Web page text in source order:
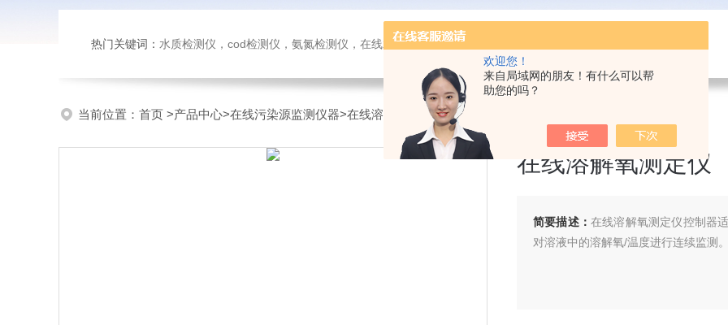
欢迎您！
来自局域网的朋友！有什么可以帮
助您的吗？
热门关键词： 水质检测仪，cod检测仪，氨氮检测仪，在线水质监测仪，水质分析仪，水质检测传感器，氨氮快速测定仪，总磷测定仪，总氮测定仪，多参数水质分析仪，BOD测定仪，余氯分析仪，农药残留检测仪，水质环保仪器
当前位置： 首页 >产品中心>在线污染源监测仪器>在线溶解氧检测仪>SJ-DO650M在线溶解氧测定仪
在线溶解氧测定仪
简要描述： 在线溶解氧测定仪控制器
对溶液中的溶解氧/温度进行连续监测